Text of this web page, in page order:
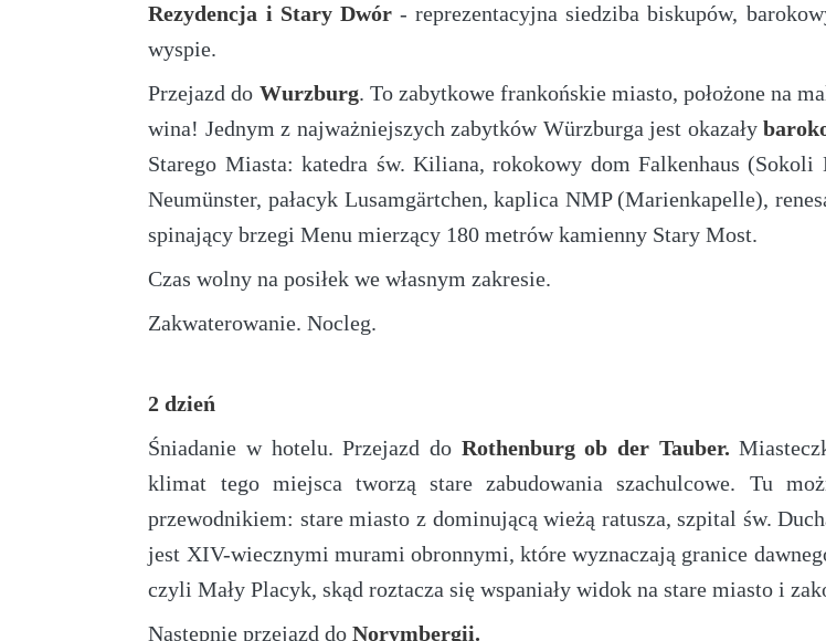
Rezydencja i Stary Dwór - reprezentacyjna siedziba biskupów,
wyspie.
Przejazd do Wurzburg. To zabytkowe frankońskie miasto, położone na
wina! Jednym z najważniejszych zabytków Würzburga jest okazały
Starego Miasta: katedra św. Kiliana, rokokowy dom Falkenhaus
Neumünster, pałacyk Lusamgärtchen, kaplica NMP (Marienkapelle),
spinający brzegi Menu mierzący 180 metrów kamienny Stary Most.
Czas wolny na posiłek we własnym zakresie.
Zakwaterowanie. Nocleg.
2 dzień
Śniadanie w hotelu. Przejazd do Rothenburg ob der Tauber.
klimat tego miejsca tworzą stare zabudowania szachulcowe. Tu
przewodnikiem: stare miasto z dominującą wieżą ratusza, szpital św.
jest XIV-wiecznymi murami obronnymi, które wyznaczają granice
czyli Mały Placyk, skąd roztacza się wspaniały widok na stare miasto i
Następnie przejazd doNorymbergii.